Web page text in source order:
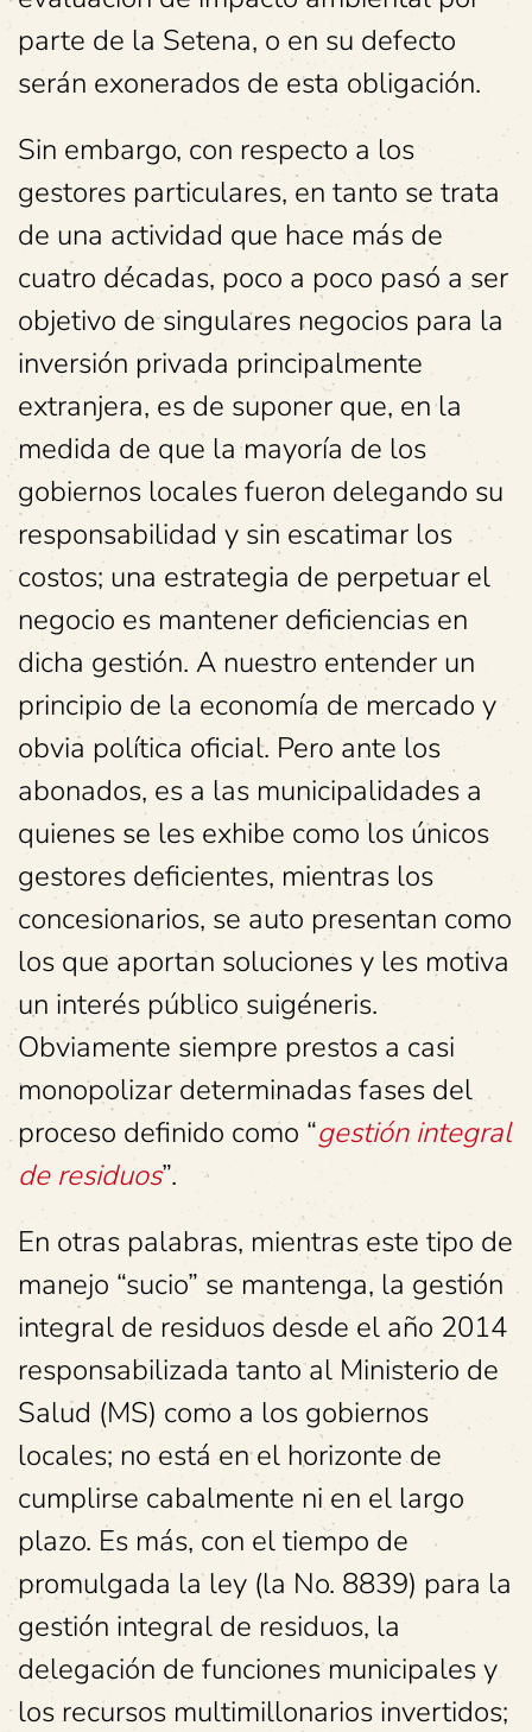
parte de la Setena, o en su defecto
serán exonerados de esta obligación.
Sin embargo, con respecto a los
gestores particulares, en tanto se trata
de una actividad que hace más de
cuatro décadas, poco a poco pasó a ser
objetivo de singulares negocios para la
inversión privada principalmente
extranjera, es de suponer que, en la
medida de que la mayoría de los
gobiernos locales fueron delegando su
responsabilidad y sin escatimar los
costos; una estrategia de perpetuar el
negocio es mantener deficiencias en
dicha gestión. A nuestro entender un
principio de la economía de mercado y
obvia política oficial. Pero ante los
abonados, es a las municipalidades a
quienes se les exhibe como los únicos
gestores deficientes, mientras los
concesionarios, se auto presentan como
los que aportan soluciones y les motiva
un interés público suigéneris.
Obviamente siempre prestos a casi
monopolizar determinadas fases del
proceso definido como “gestión integral
de residuos”.
En otras palabras, mientras este tipo de
manejo “sucio” se mantenga, la gestión
integral de residuos desde el año 2014
responsabilizada tanto al Ministerio de
Salud (MS) como a los gobiernos
locales; no está en el horizonte de
cumplirse cabalmente ni en el largo
plazo. Es más, con el tiempo de
promulgada la ley (la No. 8839) para la
gestión integral de residuos, la
delegación de funciones municipales y
los recursos multimillonarios invertidos;